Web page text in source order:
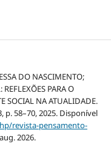
DO NASCIMENTO;
PARA O
SOCIAL NA ATUALIDADE.
p. 58–70, 2025. Disponível
revista-pensamento-
2026.